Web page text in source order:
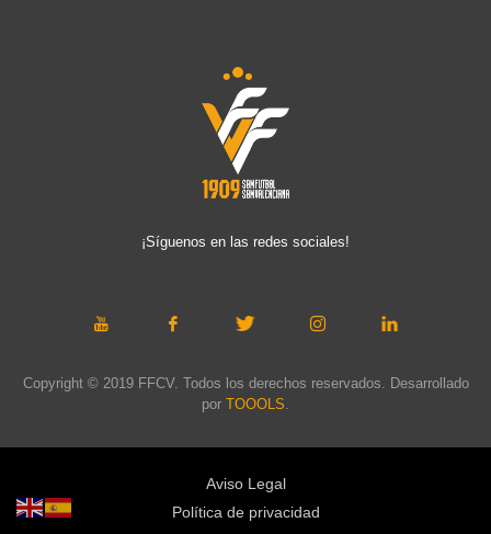
¡Síguenos en las redes sociales!
Copyright © 2019 FFCV. Todos los derechos reservados. Desarrollado
por TOOOLS
Aviso Legal
Política de privacidad